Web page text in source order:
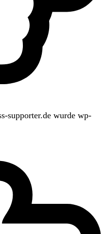
supporter.de wurde wp-